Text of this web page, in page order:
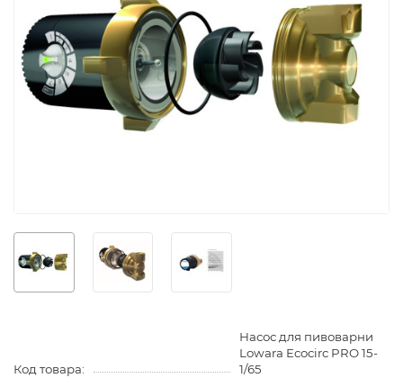
Код товара:
Насос для пивоварни
Lowara Ecocirc PRO 15-
1/65